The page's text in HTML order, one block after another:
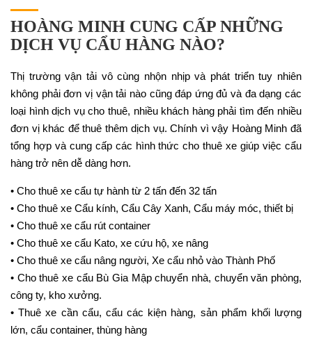
HOÀNG MINH CUNG CẤP NHỮNG
DỊCH VỤ CẨU HÀNG NÀO?
Thị trường vận tải vô cùng nhộn nhịp và phát triển tuy nhiên
không phải đơn vị vận tải nào cũng đáp ứng đủ và đa dạng các
loại hình dịch vụ cho thuê, nhiều khách hàng phải tìm đến nhiều
đơn vị khác để thuê thêm dịch vụ. Chính vì vậy Hoàng Minh đã
tổng hợp và cung cấp các hình thức cho thuê xe giúp việc cẩu
hàng trở nên dễ dàng hơn.
• Cho thuê xe cẩu tự hành từ 2 tấn đến 32 tấn
• Cho thuê xe Cẩu kính, Cẩu Cây Xanh, Cẩu máy móc, thiết bị
• Cho thuê xe cẩu rút container
• Cho thuê xe cẩu Kato, xe cứu hộ, xe nâng
• Cho thuê xe cẩu nâng người, Xe cẩu nhỏ vào Thành Phố
• Cho thuê xe cẩu Bù Gia Mập chuyển nhà, chuyển văn phòng,
công ty, kho xưởng.
• Thuê xe cần cẩu, cẩu các kiện hàng, sản phẩm khối lượng
lớn, cẩu container, thùng hàng